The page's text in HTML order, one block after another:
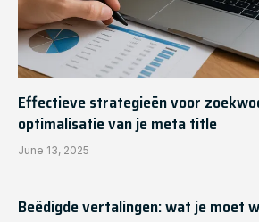
Effectieve strategieën voor
optimalisatie van je meta title
June 13, 2025
Beëdigde vertalingen: wat je moet